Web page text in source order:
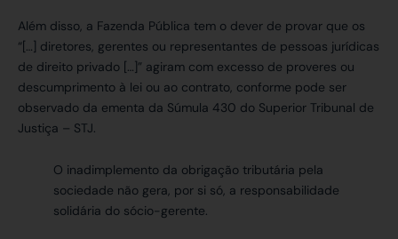
Além disso, a Fazenda Pública tem o dever de provar que os
“[…] diretores, gerentes ou representantes de pessoas jurídicas
de direito privado […]” agiram com excesso de proveres ou
descumprimento à lei ou ao contrato, conforme pode ser
observado da ementa da Súmula 430 do Superior Tribunal de
Justiça – STJ.
O inadimplemento da obrigação tributária pela
sociedade não gera, por si só, a responsabilidade
solidária do sócio-gerente.